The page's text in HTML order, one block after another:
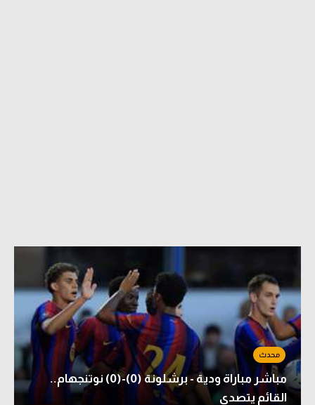
مباشر مباراة ودية - برشلونة (0)-(0) نوتنجهام..
القائم يتصدى